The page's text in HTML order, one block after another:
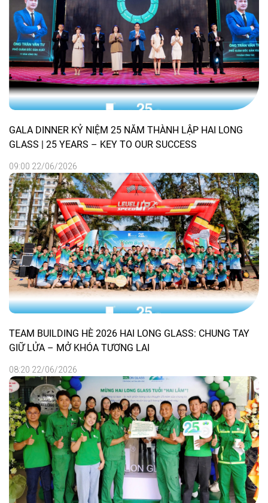
GALA DINNER KỶ NIỆM 25 NĂM THÀNH LẬP HAI LONG
GLASS | 25 YEARS – KEY TO OUR SUCCESS
09:00 22/06/2026
TEAM BUILDING HÈ 2026 HAI LONG GLASS: CHUNG TAY
GIỮ LỬA – MỞ KHÓA TƯƠNG LAI
08:20 22/06/2026